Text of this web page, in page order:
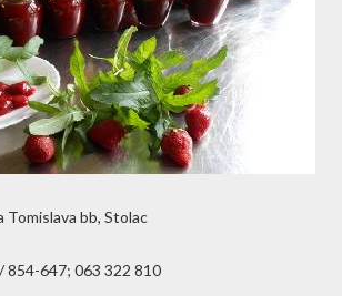
Tomislava bb, Stolac
854-647; 063 322 810